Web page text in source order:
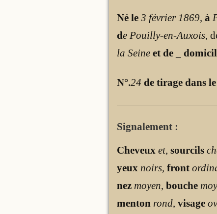
Né le 3 février 1869 à
de Pouilly-en-Auxois ,
la Seine et de
N°.24 de tirage dans
Signalement :
Cheveux et, sourcils
yeux noirs front
nez moyen bouche
menton rond visage